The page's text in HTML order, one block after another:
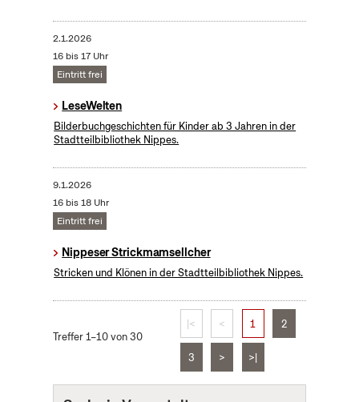
2.1.2026
16 bis 17 Uhr
Eintritt frei
LeseWelten
Bilderbuchgeschichten für Kinder ab 3 Jahren in der
Stadtteilbibliothek Nippes.
9.1.2026
16 bis 18 Uhr
Eintritt frei
Nippeser Strickmamsellcher
Stricken und Klönen in der Stadtteilbibliothek Nippes.
Treffer 1–10 von 30
|< < 1 2
3 > >|